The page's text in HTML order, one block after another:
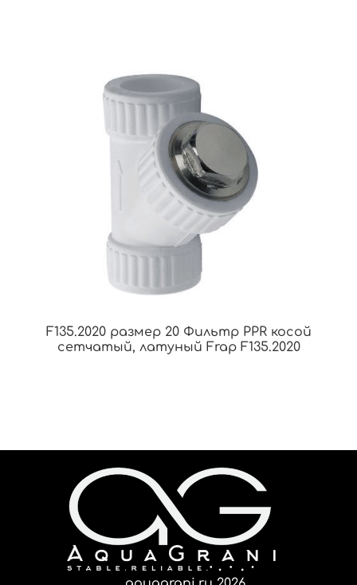
F135.2020 размер 20 Фильтр PPR косой
сетчатый, латуный Frap F135.2020